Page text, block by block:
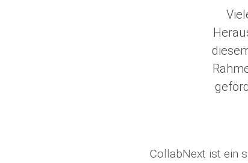
CollabNext ist ein